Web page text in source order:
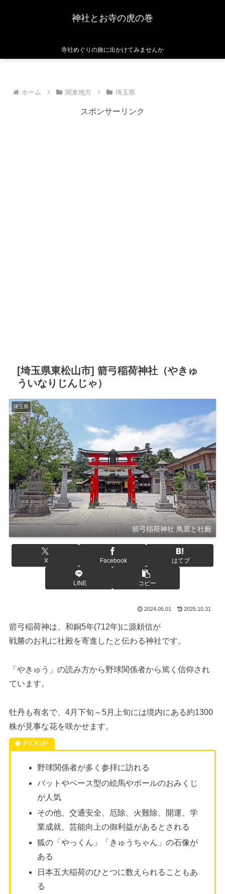
神社とお寺の虎の巻
寺社めぐりの旅に出かけてみませんか
ホーム 関東地方 埼玉県
スポンサーリンク
[埼玉県東松山市] 箭弓稲荷神社（やきゅ
ういなりじんじゃ）
埼玉県
箭弓稲荷神社 鳥居と社殿
X Facebook はてブ
LINE コピー
2024.05.01 2025.10.31
箭弓稲荷神は、和銅5年(712年)に源頼信が
戦勝のお礼に社殿を寄進したと伝わる神社です。
「やきゅう」の読み方から野球関係者から篤く信仰され
ています。
牡丹も有名で、4月下旬～5月上旬には境内にある約1300
株が見事な花を咲かせます。
野球関係者が多く参拝に訪れる
バットやベース型の絵馬やボールのおみくじ
が人気
その他、交通安全、厄除、火難除、開運、学
業成就、芸能向上の御利益があるとされる
狐の「やっくん」「きゅうちゃん」の石像が
ある
日本五大稲荷のひとつに数えられることもあ
る